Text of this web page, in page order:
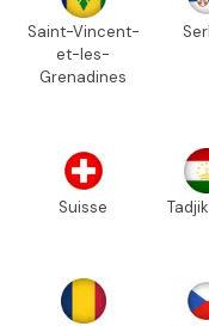
Saint-Vincent-
et-les-
Grenadines
Suisse